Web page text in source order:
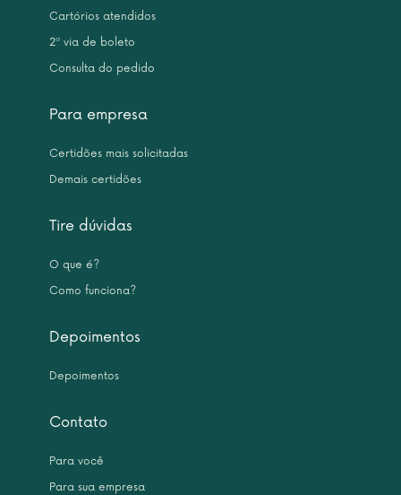
Cartórios atendidos
2ª via de boleto
Consulta do pedido
Para empresa
Certidões mais solicitadas
Demais certidões
Tire dúvidas
O que é?
Como funciona?
Depoimentos
Depoimentos
Contato
Para você
Para sua empresa